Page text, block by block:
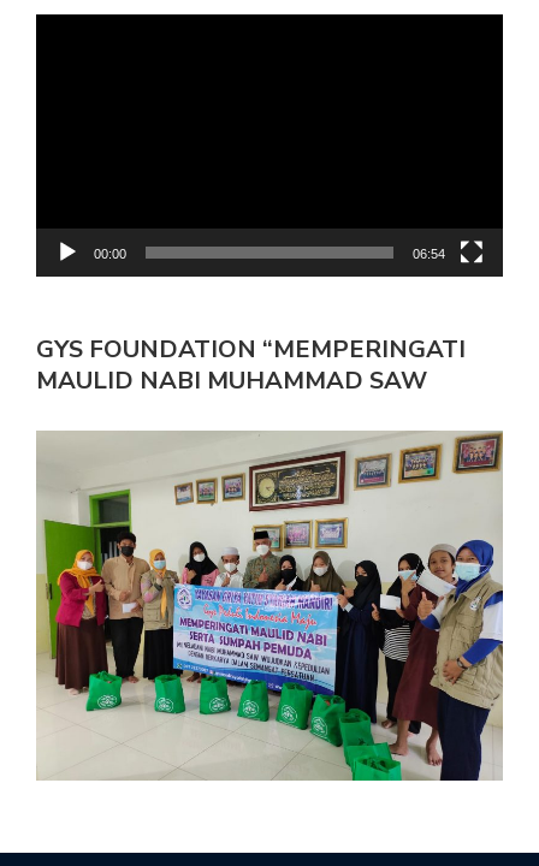
00:00 06:54
GYS FOUNDATION “MEMPERINGATI
MAULID NABI MUHAMMAD SAW